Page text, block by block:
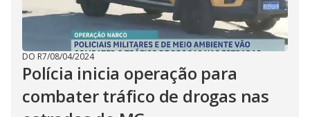
DO R7/08/04/2024
Polícia inicia operação para
combater tráfico de drogas nas